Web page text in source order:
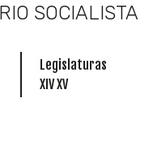
SOCIALISTA
Legislaturas
XIV XV